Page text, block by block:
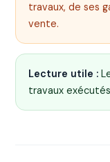
travaux, de ses
vente.
Lecture utile :
travaux